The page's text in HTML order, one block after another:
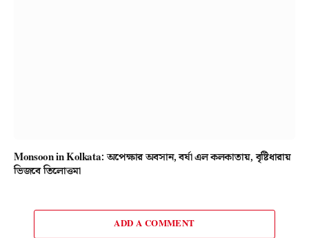
Monsoon in Kolkata: অপেক্ষার অবসান, বর্ষা এল কলকাতায়, বৃষ্টিধারায়
ভিজবে তিলোত্তমা
ADD A COMMENT